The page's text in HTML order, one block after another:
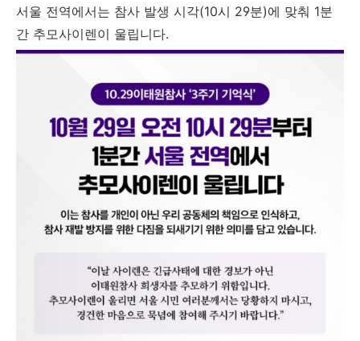
서울 전역에서는 참사 발생 시각(10시 29분)에 맞춰 1분
간 추모사이렌이 울립니다.